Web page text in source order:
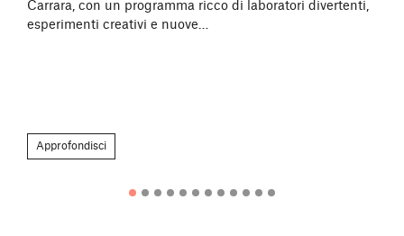
Carrara, con un programma ricco di laboratori divertenti,
esperimenti creativi e nuove…
Approfondisci